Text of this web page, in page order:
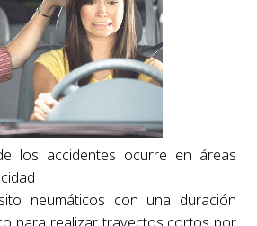
los accidentes ocurre en áreas
neumáticos con una duración